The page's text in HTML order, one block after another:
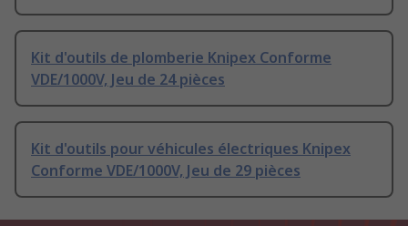
Kit d'outils de plomberie Knipex Conforme
VDE/1000V, Jeu de 24 pièces
Kit d'outils pour véhicules électriques Knipex
Conforme VDE/1000V, Jeu de 29 pièces